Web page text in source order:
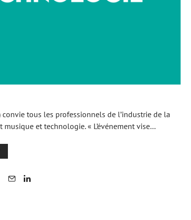
convie tous les professionnels de l’industrie de la
et technologie. « L’événement vise…